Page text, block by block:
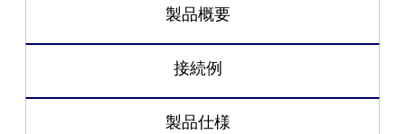
製品概要
接続例
製品仕様